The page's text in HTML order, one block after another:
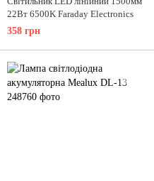
22Вт 6500K Faraday Electronics
358 грн